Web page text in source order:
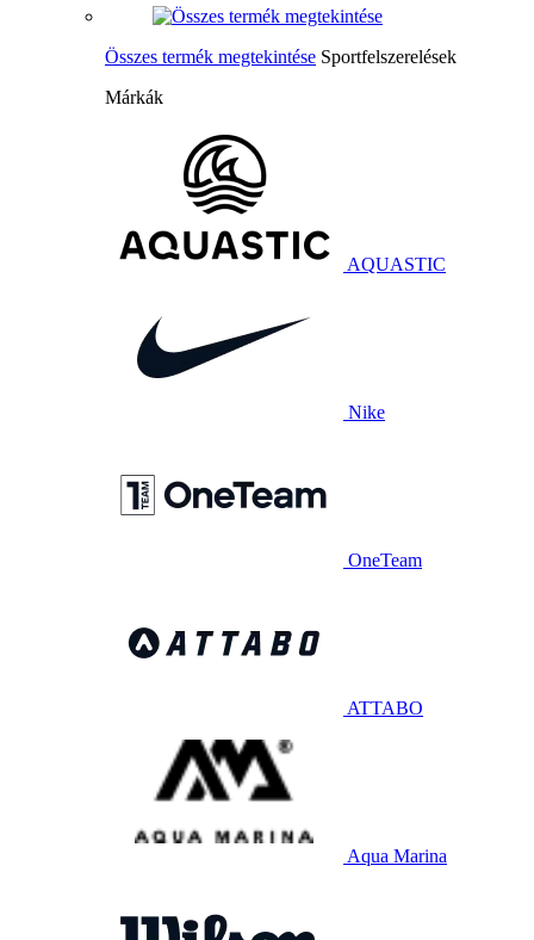
Összes termék megtekintése Sportfelszerelések
Márkák
AQUASTIC
Nike
OneTeam
ATTABO
Aqua Marina